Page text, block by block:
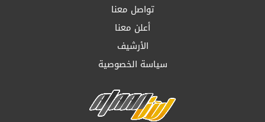
تواصل معنا
أعلن معنا
الأرشيف
سياسة الخصوصية